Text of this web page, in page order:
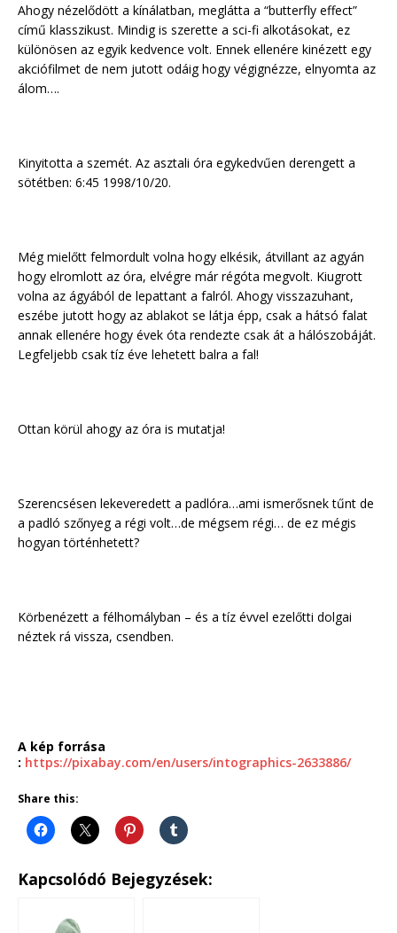
Ahogy nézelődött a kínálatban, meglátta a “butterfly effect”
című klasszikust. Mindig is szerette a sci-fi alkotásokat, ez
különösen az egyik kedvence volt. Ennek ellenére kinézett egy
akciófilmet de nem jutott odáig hogy végignézze, elnyomta az
álom….
Kinyitotta a szemét. Az asztali óra egykedvűen derengett a
sötétben: 6:45 1998/10/20.
Még mielőtt felmordult volna hogy elkésik, átvillant az agyán
hogy elromlott az óra, elvégre már régóta megvolt. Kiugrott
volna az ágyából de lepattant a falról. Ahogy visszazuhant,
eszébe jutott hogy az ablakot se látja épp, csak a hátsó falat
annak ellenére hogy évek óta rendezte csak át a hálószobáját.
Legfeljebb csak tíz éve lehetett balra a fal!
Ottan körül ahogy az óra is mutatja!
Szerencsésen lekeveredett a padlóra…ami ismerősnek tűnt de
a padló szőnyeg a régi volt…de mégsem régi… de ez mégis
hogyan történhetett?
Körbenézett a félhomályban – és a tíz évvel ezelőtti dolgai
néztek rá vissza, csendben.
A kép forrása
: https://pixabay.com/en/users/intographics-2633886/
Share this:
Kapcsolódó Bejegyzések: